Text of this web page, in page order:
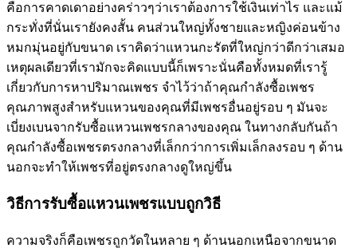
คือการคาดเดาอย่างคร่าวๆว่าเราต้องการใช้เงินเท่าไร และแม้
กระทั่งที่นั่นเรายังคงสั้น คนส่วนใหญ่ทั้งชายและหญิงค่อนข้าง
หมกมุ่นอยู่กับขนาด เราคิดว่าแหวนกะรัตที่ใหญ่กว่าดีกว่าเสมอ
เหตุผลเดียวที่เรามักจะคิดแบบนี้ก็เพราะนั่นคือทั้งหมดที่เรารู้
เกี่ยวกับการหาปริมาณเพชร จำไว้ว่าถ้าคุณกำลังซื้อเพชร
คุณภาพสูงสำหรับแหวนของคุณที่มีเพชรอื่นอยู่รอบ ๆ มันจะ
เบี่ยงเบนจากรับซื้อแหวนเพชรกลางของคุณ ในทางกลับกันถ้า
คุณกำลังซื้อเพชรตรงกลางที่เล็กกว่าการเพิ่มเล็กลงรอบ ๆ ด้าน
นอกจะทำให้เพชรที่อยู่ตรงกลางดูใหญ่ขึ้น
วิธีการรับซื้อแหวนเพชรแบบถูกวิธี
ความจริงก็คือเพชรถูกวัดในหลาย ๆ ด้านนอกเหนือจากขนาด